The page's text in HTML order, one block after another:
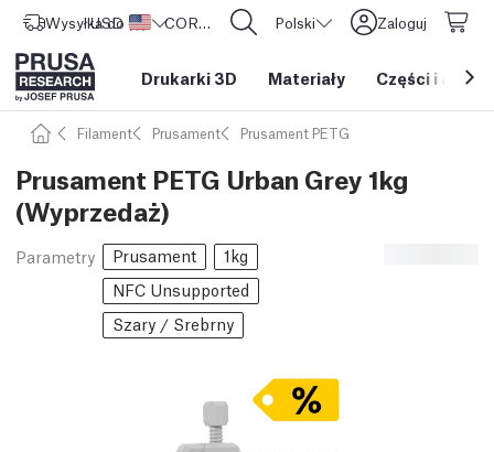
Wysyłka do Stany Zjednoczone
USD ($) CORE One L: Już w sprzedaży! Polski Zaloguj
Drukarki 3D Materiały Części i
Filament Prusament Prusament PETG
Prusament PETG Urban Grey 1kg
(Wyprzedaż)
Parametry Prusament
1kg
NFC Unsupported
Szary / Srebrny